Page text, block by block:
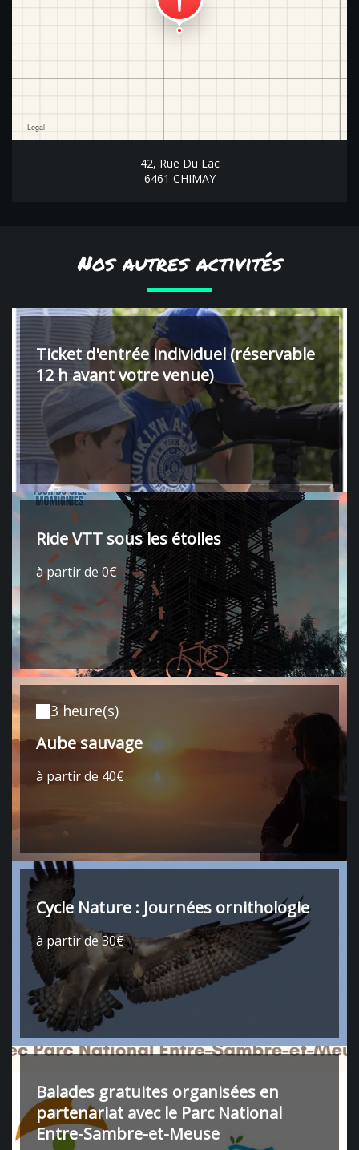
42, Rue Du Lac
6461 CHIMAY
Nos autres activités
Ticket d'entrée individuel (réservable
12 h avant votre venue)
Ride VTT sous les étoiles
à partir de 0€
3 heure(s)
Aube sauvage
à partir de 40€
Cycle Nature : Journées ornithologie
à partir de 30€
Balades gratuites organisées en
partenariat avec le Parc National
Entre-Sambre-et-Meuse